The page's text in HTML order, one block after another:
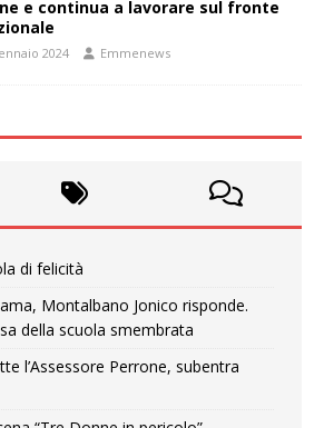
e continua a lavorare sul fronte
2024 Emmenews
di felicità
Montalbano Jonico risponde.
della scuola smembrata
l’Assessore Perrone, subentra